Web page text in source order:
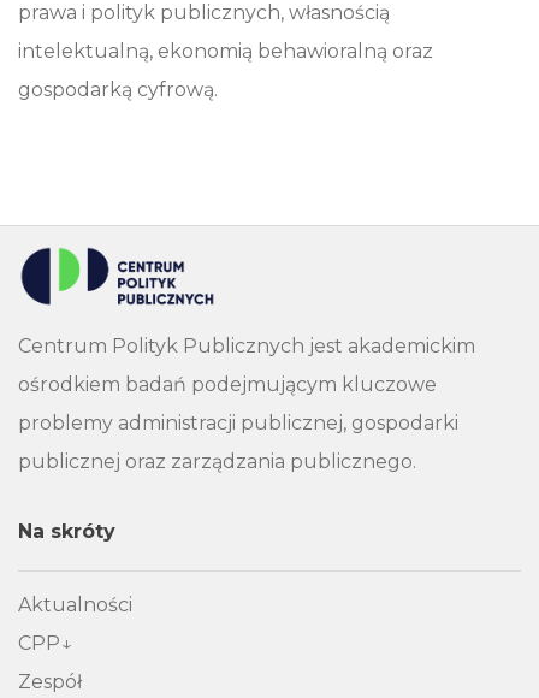
prawa i polityk publicznych, własnością
intelektualną, ekonomią behawioralną oraz
gospodarką cyfrową.
Centrum Polityk Publicznych jest akademickim
ośrodkiem badań podejmującym kluczowe
problemy administracji publicznej, gospodarki
publicznej oraz zarządzania publicznego.
Na skróty
Aktualności
CPP
Zespół